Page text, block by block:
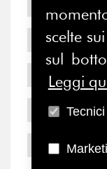
scelte
sul
Leggi
Tecnici